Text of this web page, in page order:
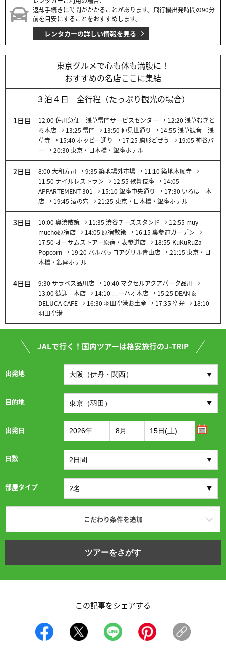
返却手続きに時間がかかることがあります。飛行機出発時間の90分
前を目安にすることをおすすめします。
レンタカーの詳しい情報を見る
東京グルメで心も体も満腹に！
おすすめの名店ここに集結
３泊４日 全行程（たっぷり観光の場合）
1日目
12:00 佐川急便 浅草雷門サービスセンター → 12:20 浅草むぎと
ろ本店 → 13:25 雷門 → 13:50 仲見世通り → 14:55 浅草観音 浅
草寺 → 15:40 ホッピー通り → 17:25 駒形どぜう → 19:05 神谷バ
ー → 20:30 東京・日本橋・銀座ホテル
2日目
8:00 大和寿司 → 9:35 築地場外市場 → 11:10 築地本願寺 →
11:50 ナイルレストラン → 12:55 歌舞伎座 → 14:05
APPARTEMENT 301 → 15:10 銀座中央通り → 17:30 いろは 本
店 → 19:45 酒の穴 → 21:25 東京・日本橋・銀座ホテル
3日目
10:00 奥渋散策 → 11:35 渋谷チーズスタンド → 12:55 muy
mucho原宿店 → 14:05 原宿散策 → 16:15 裏参道ガーデン →
17:50 オーサムストアー原宿・表参道店 → 18:55 KuKuRuZa
Popcorn → 19:20 バルバッコアグリル青山店 → 21:15 東京・日
本橋・銀座ホテル
4日目
9:30 サラベス品川店 → 10:40 マクセルアクアパーク品川 →
13:00 歓迎 本店 → 14:10 ニーハオ本店 → 15:25 DEAN &
DELUCA CAFE → 16:30 羽田空港お土産 → 17:35 空弁 → 18:10
羽田空港
JALで行く！国内ツアーは格安旅行のJ-TRIP
出発地
目的地
出発日
日数
部屋タイプ
こだわり条件を追加
ツアーをさがす
この記事をシェアする